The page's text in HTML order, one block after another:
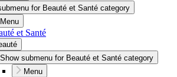
for Beauté et Santé category
Menu
et Santé
Show submenu for Beauté et Santé category
Menu